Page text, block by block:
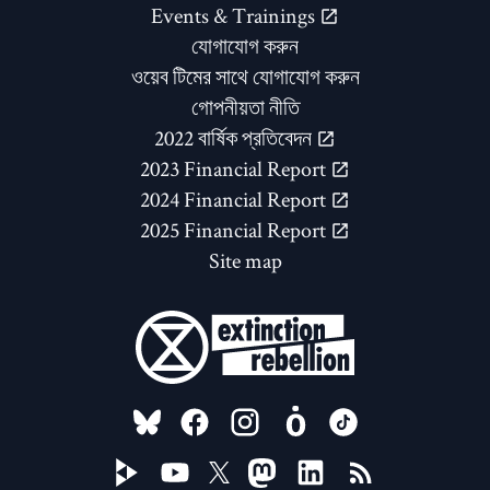
Events & Trainings
যোগাযোগ করুন
ওয়েব টিমের সাথে যোগাযোগ করুন
গোপনীয়তা নীতি
2022 বার্ষিক প্রতিবেদন
2023 Financial Report
2024 Financial Report
2025 Financial Report
Site map
FOLLOW US ON